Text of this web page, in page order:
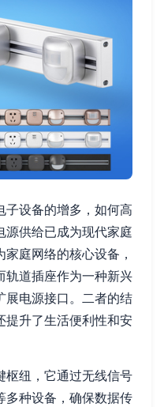
子设备的增多，如何高
源供给已成为现代家庭
庭网络的核心设备，
轨道插座作为一种新兴
展电源接口。二者的结
提升了生活便利性和安
枢纽，它通过无线信号
多种设备，确保数据传